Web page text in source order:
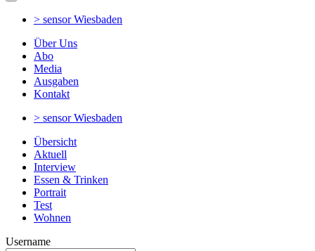
> sensorWiesbaden
Über Uns
Abo
Media
Ausgaben
Kontakt
> sensorWiesbaden
Übersicht
Aktuell
Interview
Essen & Trinken
Portrait
Test
Wohnen
Username